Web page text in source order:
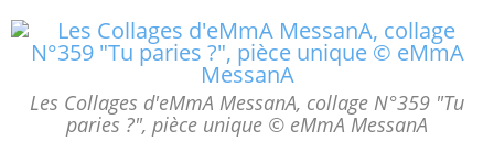
Les Collages d'eMmA MessanA, collage N°359 "Tu
paries ?", pièce unique © eMmA MessanA